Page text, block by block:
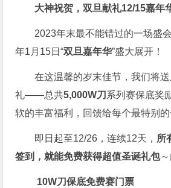
大神祝贺，双旦献礼12/15嘉年
2023年末最不能错过的一场盛
年1月15日“双旦嘉年华”盛大展开！
在这温馨的岁末佳节，我们将
礼——总共5,000W刀 系列赛保底奖
软的丰富福利，回馈给每个最特别的
即日起至12/26，连续12天， 所
签到，就能免费获得超值圣诞礼包
10W刀保底免费赛门票